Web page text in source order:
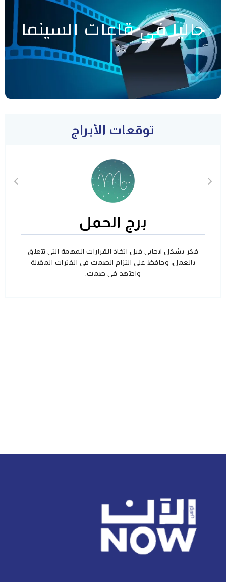
حاليا في قاعات السينما
توقعات الأبراج
برج الحمل
فكر بشكل ايجابي قبل اتخاذ القرارات المهمة التي تتعلق
بالعمل، وحافظ على التزام الصمت في الفترات المقبلة
واجتهد في صمت.